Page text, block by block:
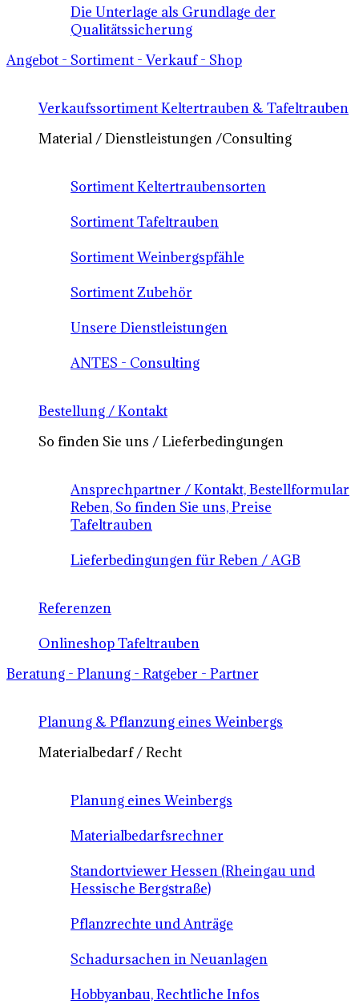
Die Unterlage als Grundlage der
Qualitätssicherung
Angebot - Sortiment - Verkauf - Shop
Verkaufssortiment Keltertrauben & Tafeltrauben
Material / Dienstleistungen /Consulting
Sortiment Keltertraubensorten
Sortiment Tafeltrauben
Sortiment Weinbergspfähle
Sortiment Zubehör
Unsere Dienstleistungen
ANTES - Consulting
Bestellung / Kontakt
So finden Sie uns / Lieferbedingungen
Ansprechpartner / Kontakt, Bestellformular
Reben, So finden Sie uns, Preise
Tafeltrauben
Lieferbedingungen für Reben / AGB
Referenzen
Onlineshop Tafeltrauben
Beratung - Planung - Ratgeber - Partner
Planung & Pflanzung eines Weinbergs
Materialbedarf / Recht
Planung eines Weinbergs
Materialbedarfsrechner
Standortviewer Hessen (Rheingau und
Hessische Bergstraße)
Pflanzrechte und Anträge
Schadursachen in Neuanlagen
Hobbyanbau, Rechtliche Infos